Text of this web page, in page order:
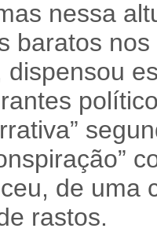
nessa
baratos
de uma
rastos.